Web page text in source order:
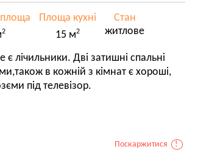
2
Площа кухні
15 м2
Стан
житлове
лічильники. Дві затишні спальні
в кожній з кімнат є хороші,
під телевізор.
Поскаржитися
!